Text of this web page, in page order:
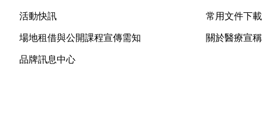
活動快訊
場地租借與公開課程宣傳需知
品牌訊息中心
常用文件下載
關於醫療宣